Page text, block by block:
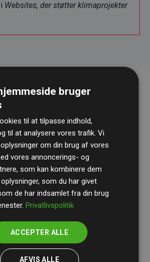
Websites, der støtter klimaprojekter
gennemgår løbende vores
for at sikre gennemsigtighed
at vores investeringer i
websites estimerede CO₂-
bruger
til at tilpasse indhold,
til at analysere vores trafik. Vi
om din brug af vores
vores annoncerings- og
som kan kombinere dem
som du har givet
de har indsamlet fra din brug
Privatlivspolitik
ACCEPTER ALLE
AFVIS ALLE